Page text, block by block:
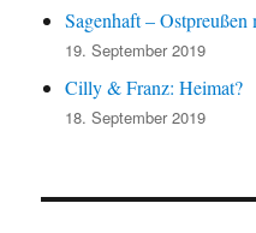
Sagenhaft –
19. September 2019
Cilly & Franz: Heimat?
18. September 2019